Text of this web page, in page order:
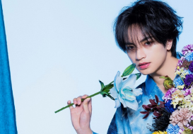
とはいえ、塩貝選手とはW杯が終わ
会いましたけど、本当に純粋なんで
いうか。ただ、プロの選手としてそ
るべきだったかなとは思います。
でもまだ若いですから。森保監督は“
ィ”という言葉をよく使いますけど、
後のリアクションがすごく重要で、
――2月の南郷キャンプ終盤で右肘痛
山田「痛かったですし、手術のタイ
ですが、3月9日に手術をさせていた
をしていても成績も上がらないです
抱えながらプレーをするのは嫌だっ